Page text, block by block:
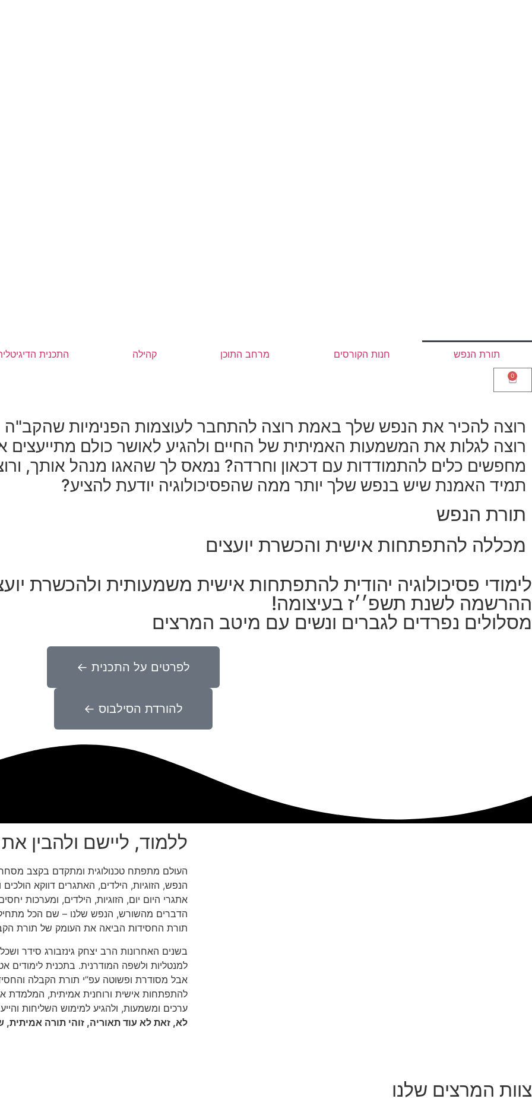
תורת הנפש חנות הקורסים מרחב התוכן קהילה התכנית
0
רוצה להכיר את הנפש שלך באמת רוצה להתחבר לעוצמות הפנימיות
רוצה לגלות את המשמעות האמיתית של החיים ולהגיע לאושר כולם מתייעצים
מחפשים כלים להתמודדות עם דכאון וחרדה? נמאס לך שהאגו מנהל אותך,
תמיד האמנת שיש בנפש שלך יותר ממה שהפסיכולוגיה יודעת להציע?
תורת הנפש
מכללה להתפתחות אישית והכשרת יועצים
לימודי פסיכולוגיה יהודית להתפתחות אישית משמעותית ולהכשרת
ההרשמה לשנת תשפ׳׳ז בעיצומה!
מסלולים נפרדים לגברים ונשים עם מיטב המרצים
לפרטים על התכנית ←
להורדת הסילבוס ←
ללמוד, ליישם ולהבין
העולם מתפתח טכנולוגית ומתקדם בקצב
הנפש, הזוגיות, הילדים, האתגרים דווקא
אתגרי היום יום, הזוגיות, הילדים, ומערכות
הדברים מהשורש, הנפש שלנו – שם הכל
תורת החסידות הביאה את העומק של תורת
בשנים האחרונות הרב יצחק גינזבורג סידר
למנטליות ולשפה המודרנית. בתכנית לימודים
אבל מסודרת ופשוטה עפ”י תורת הקבלה
להתפתחות אישית ורוחנית אמיתית, המלמדת
ערכים ומשמעות, ולהגיע למימוש השליחות
לא, זאת לא עוד תאוריה, זוהי תורה
צוות המרצים שלנו